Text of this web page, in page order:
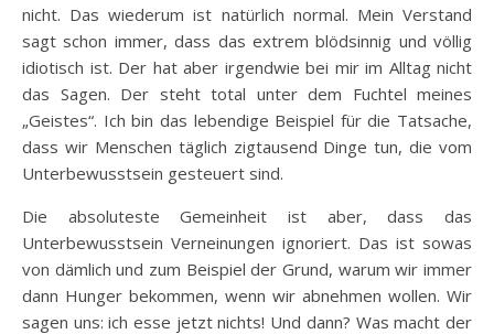
nicht. Das wiederum ist natürlich normal. Mein Verstand
sagt schon immer, dass das extrem blödsinnig und völlig
idiotisch ist. Der hat aber irgendwie bei mir im Alltag nicht
das Sagen. Der steht total unter dem Fuchtel meines
„Geistes“. Ich bin das lebendige Beispiel für die Tatsache,
dass wir Menschen täglich zigtausend Dinge tun, die vom
Unterbewusstsein gesteuert sind.
Die absoluteste Gemeinheit ist aber, dass das
Unterbewusstsein Verneinungen ignoriert. Das ist sowas
von dämlich und zum Beispiel der Grund, warum wir immer
dann Hunger bekommen, wenn wir abnehmen wollen. Wir
sagen uns: ich esse jetzt nichts! Und dann? Was macht der